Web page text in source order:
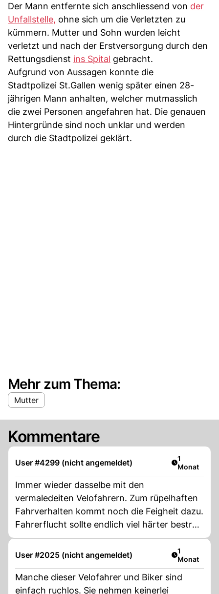
Der Mann entfernte sich anschliessend von der
Unfallstelle, ohne sich um die Verletzten zu
kümmern. Mutter und Sohn wurden leicht
verletzt und nach der Erstversorgung durch den
Rettungsdienst ins Spital gebracht.
Aufgrund von Aussagen konnte die
Stadtpolizei St.Gallen wenig später einen 28-
jährigen Mann anhalten, welcher mutmasslich
die zwei Personen angefahren hat. Die genauen
Hintergründe sind noch unklar und werden
durch die Stadtpolizei geklärt.
Mehr zum Thema:
Mutter
Kommentare
User #4299 (nicht angemeldet) Artikel
1
Monat
Immer wieder dasselbe mit den
vermaledeiten Velofahrern. Zum rüpelhaften
Fahrverhalten kommt noch die Feigheit dazu.
Fahrerflucht sollte endlich viel härter bestraft
werden.
User #2025 (nicht angemeldet) Artikel
1
Monat
Manche dieser Velofahrer und Biker sind
einfach ruchlos. Sie nehmen keinerlei